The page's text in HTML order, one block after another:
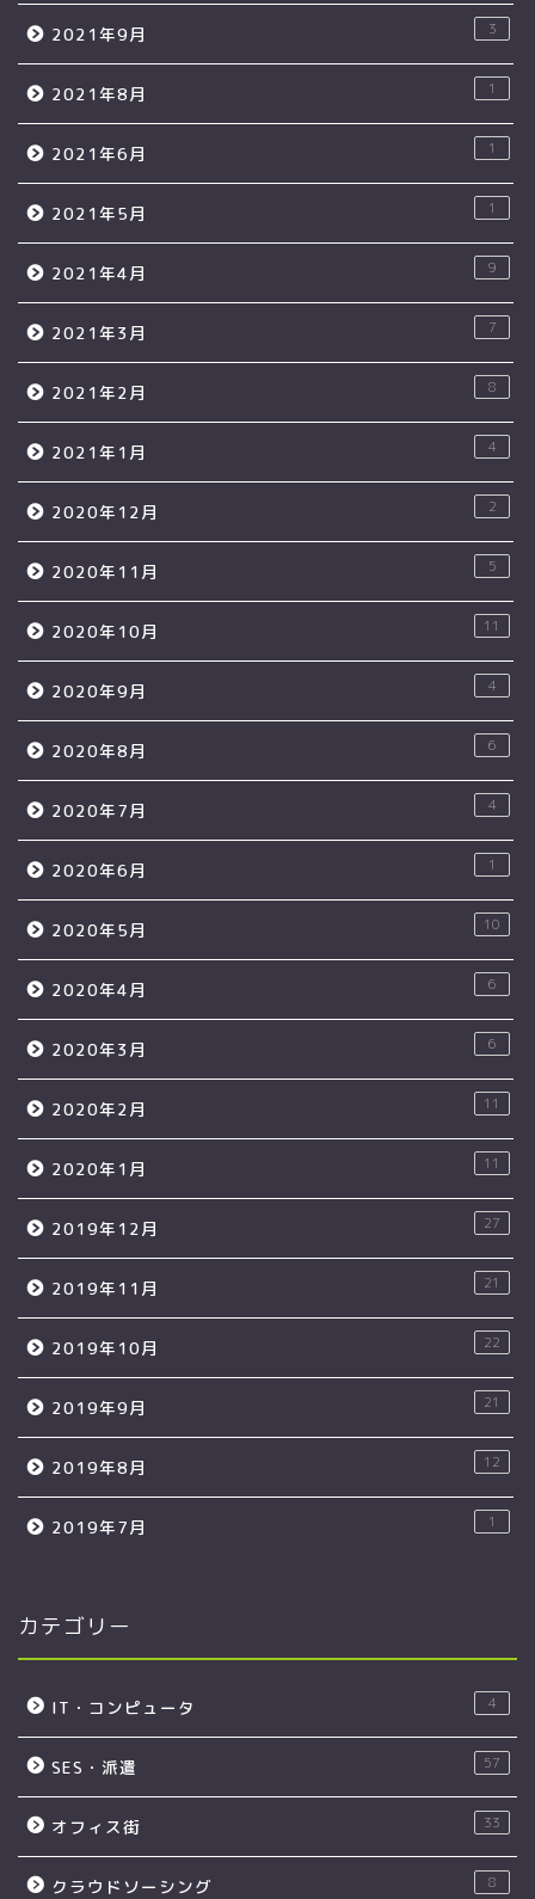
2021年9月 3
2021年8月 1
2021年6月 1
2021年5月 1
2021年4月 9
2021年3月 7
2021年2月 8
2021年1月 4
2020年12月 2
2020年11月 5
2020年10月 11
2020年9月 4
2020年8月 6
2020年7月 4
2020年6月 1
2020年5月 10
2020年4月 6
2020年3月 6
2020年2月 11
2020年1月 11
2019年12月 27
2019年11月 21
2019年10月 22
2019年9月 21
2019年8月 12
2019年7月 1
カテゴリー
IT・コンピュータ 4
SES・派遣 57
オフィス街 33
クラウドソーシング 8